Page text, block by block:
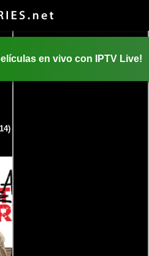
en vivo con IPTV Live!